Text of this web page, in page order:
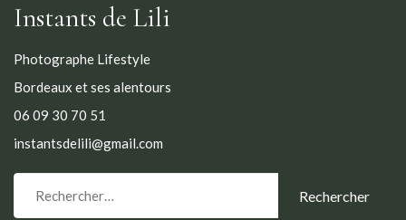
Instants de Lili
Photographe Lifestyle
Bordeaux et ses alentours
06 09 30 70 51
instantsdelili@gmail.com
Rechercher :